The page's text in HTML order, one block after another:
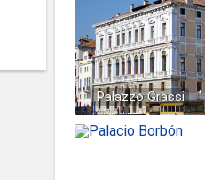
Palazzo Grassi